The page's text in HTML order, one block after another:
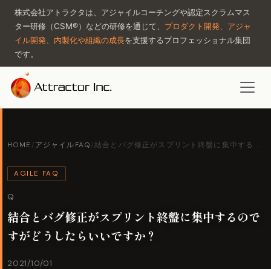
株式会社アトラクタは、アジャイルコーチングや認定スクラムマス
ター研修（CSM®）などの研修を通じて、 プロダクト開発、アジャ
イル開発、内製化や組織の成長を支援するプロフェッショナル集団
です。
HOME / アジャイルFAQ /結合とバグ修正がスプリント終盤に集中する …
AGILE FAQ
Q.
結合とバグ修正がスプリント終盤に集中するので
すがどうしたらいいですか？
2021/10/01